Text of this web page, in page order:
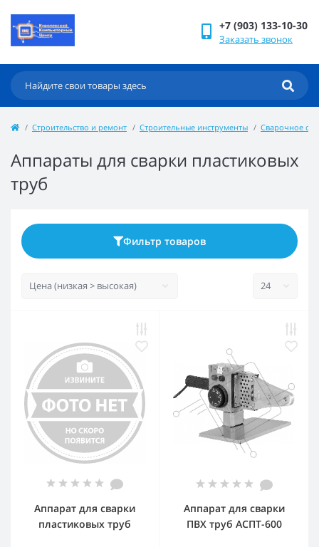
+7 (903) 133-10-30
Заказать звонок
Строительство и ремонт Строительные инструменты Сварочное
Аппараты для сварки пластиковых
труб
Фильтр товаров
Аппарат для сварки
пластиковых труб
Аппарат для сварки
ПВХ труб АСПТ-600